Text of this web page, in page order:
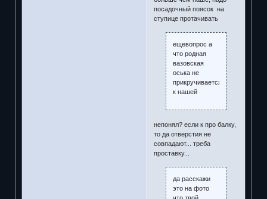
посадочный поясок на
ступице протачивать
ещевопрос а
что родная
вазовская
оська не
прикручивается
к нашей
непонял? если к про балку,
то да отверстия не
совпадают... треба
проставку...
да расскажи
это на фото